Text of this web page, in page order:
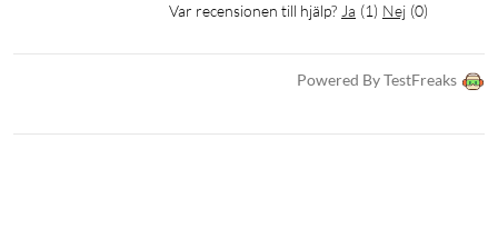
Var recensionen till hjälp? Ja (1) Nej (0)
Powered By TestFreaks